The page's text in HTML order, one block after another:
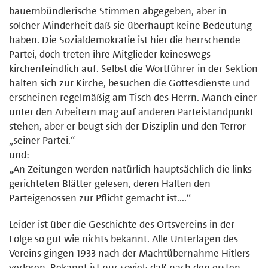
bauernbündlerische Stimmen abgegeben, aber in
solcher Minderheit daß sie überhaupt keine Bedeutung
haben. Die Sozialdemokratie ist hier die herrschende
Partei, doch treten ihre Mitglieder keineswegs
kirchenfeindlich auf. Selbst die Wortführer in der Sektion
halten sich zur Kirche, besuchen die Gottesdienste und
erscheinen regelmäßig am Tisch des Herrn. Manch einer
unter den Arbeitern mag auf anderen Parteistandpunkt
stehen, aber er beugt sich der Disziplin und den Terror
„seiner Partei.“
und:
„An Zeitungen werden natürlich hauptsächlich die links
gerichteten Blät­ter gelesen, deren Halten den
Parteigenossen zur Pflicht gemacht ist....“
Leider ist über die Geschichte des Ortsvereins in der
Folge so gut wie nichts bekannt. Alle Unterlagen des
Vereins gingen 1933 nach der Macht­übernahme Hitlers